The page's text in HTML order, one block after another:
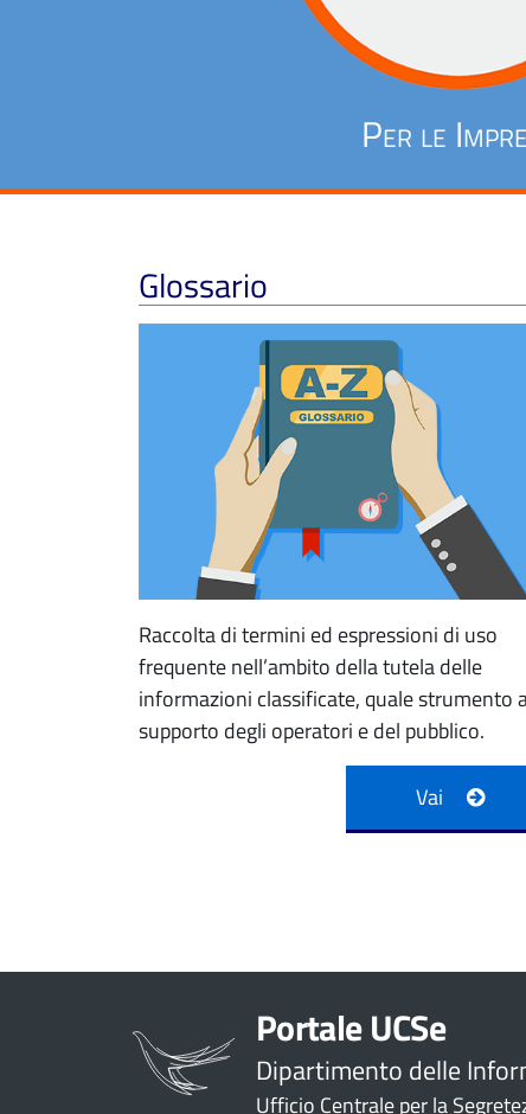
Per le
Glossario
Raccolta di termini ed espressioni di uso
frequente nell’ambito della tutela delle
informazioni classificate, quale strumento
supporto degli operatori e del pubblico.
Vai
Portale UCSe
Dipartimento delle
Ufficio Centrale per la